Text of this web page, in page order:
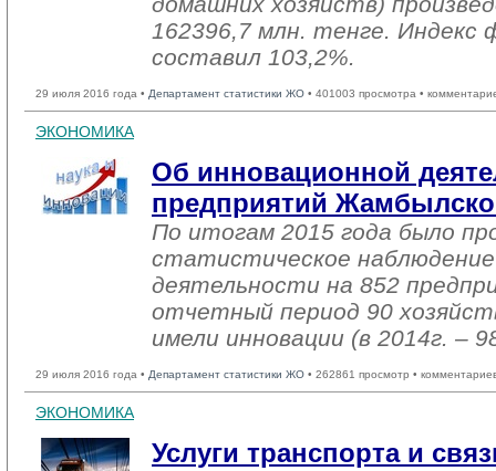
162396,7 млн. тенге. Индекс
составил 103,2%.
29 июля 2016 года • Департамент статистики ЖО • 401003 просмотра •
ЭКОНОМИКА
Об инновационной
предприятий
По итогам 2015 года было
статистическое
деятельности на 852
отчетный период 90
имели инновации (в 2014г. –
29 июля 2016 года • Департамент статистики ЖО • 262861 просмотр •
ЭКОНОМИКА
Услуги транспорта и